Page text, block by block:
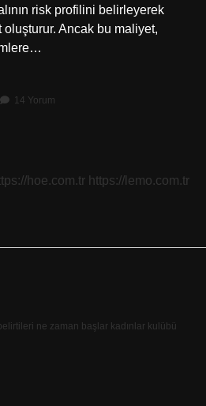
risk profilini belirleyerek
Ancak bu maliyet,
14 Yorum
hoe.com.tr https://lemo.com.tr
ne zaman başlar kadınlar kulübü